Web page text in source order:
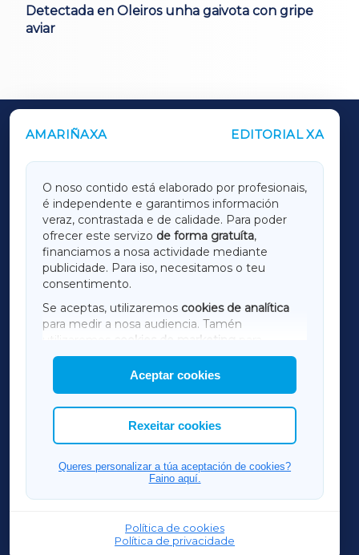
Detectada en Oleiros unha gaivota con gripe
aviar
AMARIÑAXA EDITORIAL XA
O noso contido está elaborado por profesionais,
é independente e garantimos información
veraz, contrastada e de calidade. Para poder
ofrecer este servizo de forma gratuíta,
financiamos a nosa actividade mediante
publicidade. Para iso, necesitamos o teu
consentimento.
Se aceptas, utilizaremos cookies de analítica
para medir a nosa audiencia. Tamén
utilizaremos
cookies de marketing
mostrar publicidade de terceiros.
Así mesmo, podes personalizar a elección das
cookies que desexas permitir.
Aceptar cookies
Rexeitar cookies
Queres personalizar a túa aceptación de cookies?
Faino aquí.
Política de cookies
Política de privacidade
OUTROS PERIÓDICOS
LUGOXA
TERRACHAXA
AMARIÑAXA
RIBEIRASACRAXA
ACORUÑAXA
FERROLXA
OURENSEXA